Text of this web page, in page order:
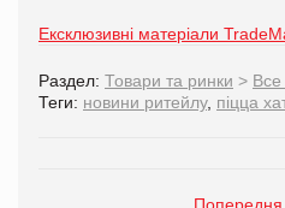
Ексклюзивні матеріали
Раздел: Товари та ринки > Все
Теги: новини ритейлу, піцца